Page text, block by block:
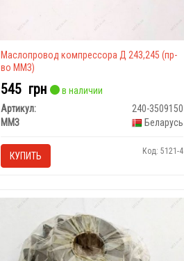
Маслопровод компрессора Д 243,245 (пр-
во ММЗ)
545 грн
в наличии
Артикул:
240-3509150
ММЗ
Беларусь
КУПИТЬ Код: 5121-4